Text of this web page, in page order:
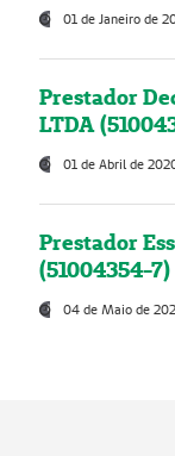
01 de Janeiro de
Prestador
LTDA
01 de Abril de
Prestador
(51004354-7)
04 de Maio de